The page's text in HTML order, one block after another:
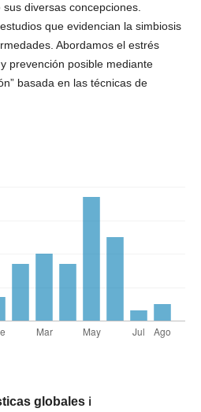
diversas concepciones.
que evidencian la simbiosis
Abordamos el estrés
prevención posible mediante
basada en las técnicas de
globales ℹ️